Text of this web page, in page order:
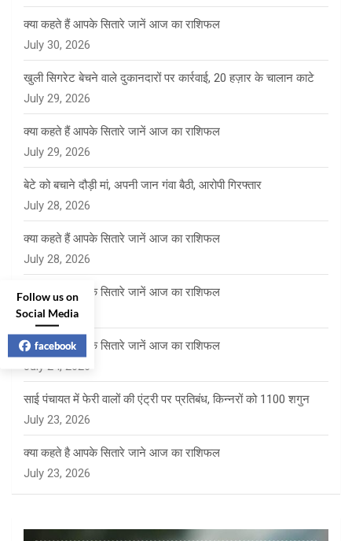
क्या कहते हैं आपके सितारे जानें आज का राशिफल
July 30, 2026
खुली सिगरेट बेचने वाले दुकानदारों पर कार्रवाई, 20 हज़ार के चालान काटे
July 29, 2026
क्या कहते हैं आपके सितारे जानें आज का राशिफल
July 29, 2026
बेटे को बचाने दौड़ी मां, अपनी जान गंवा बैठी, आरोपी गिरफ्तार
July 28, 2026
क्या कहते हैं आपके सितारे जानें आज का राशिफल
July 28, 2026
क्या कहते हैं आपके सितारे जानें आज का राशिफल
July 27, 2026
क्या कहते हैं आपके सितारे जानें आज का राशिफल
July 24, 2026
साई पंचायत में फेरी वालों की एंट्री पर प्रतिबंध, किन्नरों को 1100 शगुन
July 23, 2026
क्या कहते है आपके सितारे जाने आज का राशिफल
July 23, 2026
Follow us on
Social Media
facebook